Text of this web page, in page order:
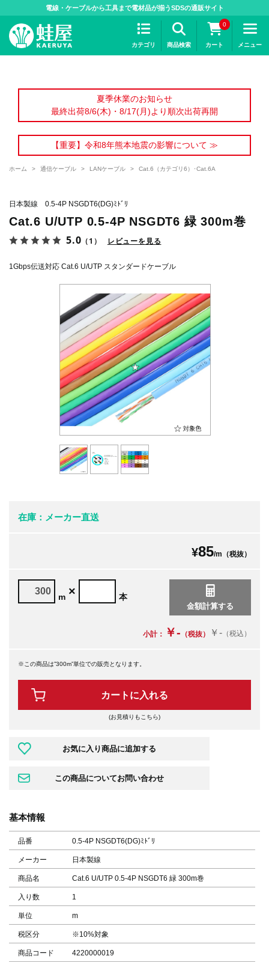
電線・ケーブルから工具まで電材品が揃うSDSの通販サイト
カテゴリ 商品検索
0
カート メニュー
夏季休業のお知らせ
最終出荷8/6(木)・8/17(月)より順次出荷再開
【重要】令和8年熊本地震の影響について ≫
ホーム > 通信ケーブル > LANケーブル > Cat.6（カテゴリ6）･Cat.6A
日本製線 0.5-4P NSGDT6(DG)ﾐﾄﾞﾘ
Cat.6 U/UTP 0.5-4P NSGDT6 緑 300m巻
5.0 （1） レビューを見る
1Gbps伝送対応 Cat.6 U/UTP スタンダードケーブル
在庫：メーカー直送
¥85/m（税抜）
m × 本
小計： ￥- （税抜） ￥- （税込）
※この商品は”300m”単位での販売となります。
カートに入れる
(お見積りもこちら)
基本情報
品番 0.5-4P NSGDT6(DG)ﾐﾄﾞﾘ
メーカー 日本製線
商品名 Cat.6 U/UTP 0.5-4P NSGDT6 緑 300m巻
入り数 1
単位 m
税区分 ※10%対象
商品コード 4220000019